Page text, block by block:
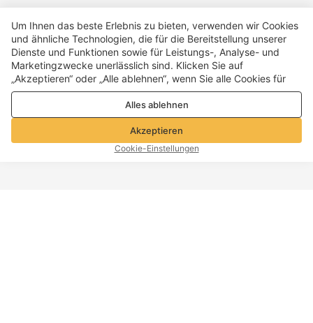
Um Ihnen das beste Erlebnis zu bieten, verwenden wir Cookies
und ähnliche Technologien, die für die Bereitstellung unserer
Dienste und Funktionen sowie für Leistungs-, Analyse- und
Marketingzwecke unerlässlich sind. Klicken Sie auf
„Akzeptieren“ oder „Alle ablehnen“, wenn Sie alle Cookies für
Leistungs-, Analyse- und Marketingzwecke zulassen oder
ablehnen möchten. Weitere Informationen finden Sie in unserer
Datenschutz- und Cookie-Richtlinie
Alles ablehnen
Akzeptieren
Cookie-Einstellungen